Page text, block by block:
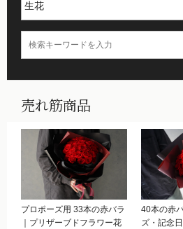
売れ筋商品
プロポーズ用 33本の赤バラ
｜プリザーブドフラワー花
40本の赤
ズ・記念